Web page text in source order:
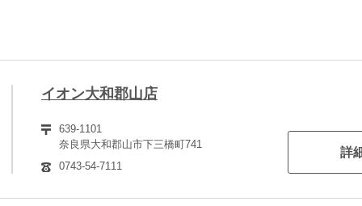
イオン大和郡山店
639-1101
奈良県大和郡山市下三橋町741
0743-54-7111
詳